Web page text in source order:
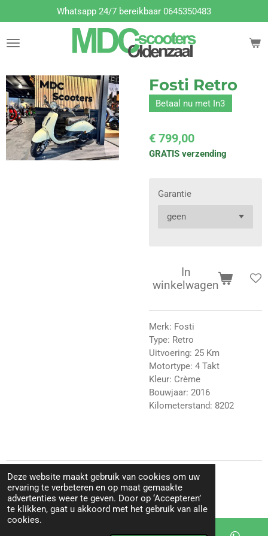
Deze website maakt gebruik van cookies om uw
ervaring te verbeteren en op maat gemaakte
advertenties weer te geven. Door op ‘Accepteren’
te klikken, gaat u akkoord met het gebruik van alle
cookies.
direct
naar
Whatsapp 24/7 bereikbaar 0645350483
Fosti Retro
Betaal nu met In3
€ 799,00
GRATIS verzending
Garantie
In
winkelwagen
Merk: Fosti
Type: Retro
Uitvoering: 25 Km
Motortype: 4 Takt
Kleur: Crème
Bouwjaar: 2016
Kilometerstand: 8202
© 2025 - 2026 MDC-Scooters
Powered byJouwWeb